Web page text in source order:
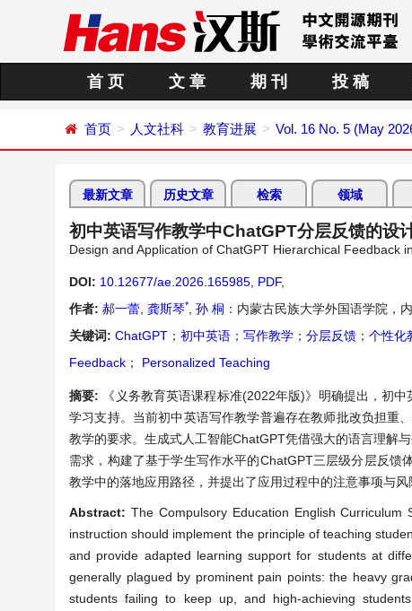
首 页 文 章 期 刊 投 稿
首页 人文社科 教育进展 Vol. 16 No. 5 (May
最新文章 历史文章 检索 领域
初中英语写作教学中ChatGPT分层反馈的设
Design and Application of ChatGPT Hierarchical Feedback
DOI: 10.12677/ae.2026.165985 PDF,
作者: 郝一蕾 龚斯琴* 孙 桐 ：内蒙古民族大学外国语学院，
关键词: ChatGPT ； 初中英语 ； 写作教学 ； 分层反馈 ； 个性化
Feedback ； Personalized Teaching
摘要:
《义务教育英语课程标准(2022年版)》明确提出，初
学习支持。当前初中英语写作教学普遍存在教师批改负担重
教学的要求。生成式人工智能ChatGPT凭借强大的语言理解
需求，构建了基于学生写作水平的ChatGPT三层级分层反
教学中的落地应用路径，并提出了应用过程中的注意事项与
Abstract: The Compulsory Education English
instruction should implement the principle of teaching
and provide adapted learning support for students at
generally plagued by prominent pain points: the heavy
students failing to keep up, and high-achieving